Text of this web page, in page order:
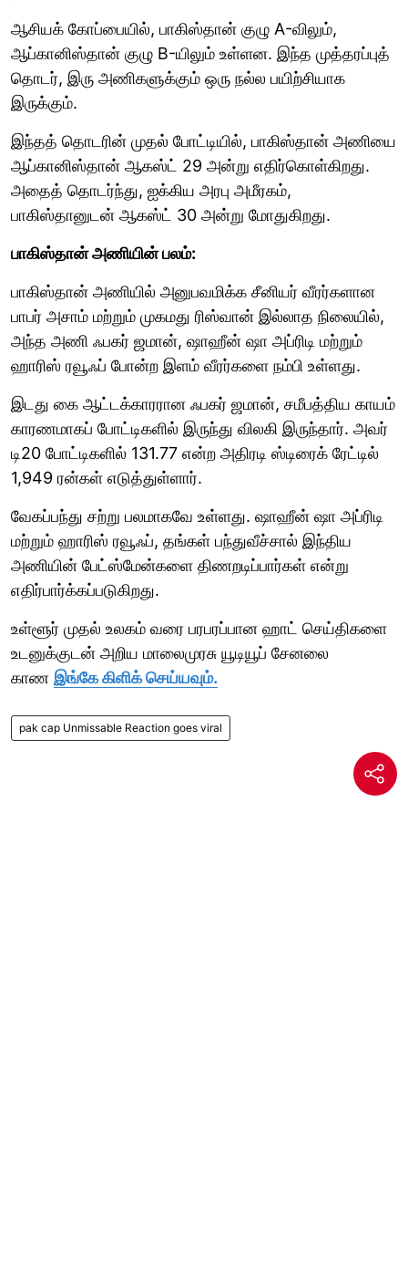
ஆசியக் கோப்பையில், பாகிஸ்தான் குழு A-விலும்,
ஆப்கானிஸ்தான் குழு B-யிலும் உள்ளன. இந்த முத்தரப்புத்
தொடர், இரு அணிகளுக்கும் ஒரு நல்ல பயிற்சியாக
இருக்கும்.
இந்தத் தொடரின் முதல் போட்டியில், பாகிஸ்தான் அணியை
ஆப்கானிஸ்தான் ஆகஸ்ட் 29 அன்று எதிர்கொள்கிறது.
அதைத் தொடர்ந்து, ஐக்கிய அரபு அமீரகம்,
பாகிஸ்தானுடன் ஆகஸ்ட் 30 அன்று மோதுகிறது.
பாகிஸ்தான் அணியின் பலம்:
பாகிஸ்தான் அணியில் அனுபவமிக்க சீனியர் வீரர்களான
பாபர் அசாம் மற்றும் முகமது ரிஸ்வான் இல்லாத நிலையில்,
அந்த அணி ஃபகர் ஜமான், ஷாஹீன் ஷா அப்ரிடி மற்றும்
ஹாரிஸ் ரவூஃப் போன்ற இளம் வீரர்களை நம்பி உள்ளது.
இடது கை ஆட்டக்காரரான ஃபகர் ஜமான், சமீபத்திய காயம்
காரணமாகப் போட்டிகளில் இருந்து விலகி இருந்தார். அவர்
டி20 போட்டிகளில் 131.77 என்ற அதிரடி ஸ்டிரைக் ரேட்டில்
1,949 ரன்கள் எடுத்துள்ளார்.
வேகப்பந்து சற்று பலமாகவே உள்ளது. ஷாஹீன் ஷா அப்ரிடி
மற்றும் ஹாரிஸ் ரவூஃப், தங்கள் பந்துவீச்சால் இந்திய
அணியின் பேட்ஸ்மேன்களை திணறடிப்பார்கள் என்று
எதிர்பார்க்கப்படுகிறது.
உள்ளூர் முதல் உலகம் வரை பரபரப்பான ஹாட் செய்திகளை
உடனுக்குடன் அறிய மாலைமுரசு யூடியூப் சேனலை
காண இங்கே கிளிக் செய்யவும்.
pak cap Unmissable Reaction goes viral